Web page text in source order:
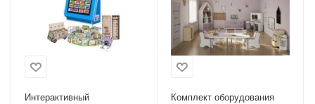
Интерактивный
Комплект оборудования